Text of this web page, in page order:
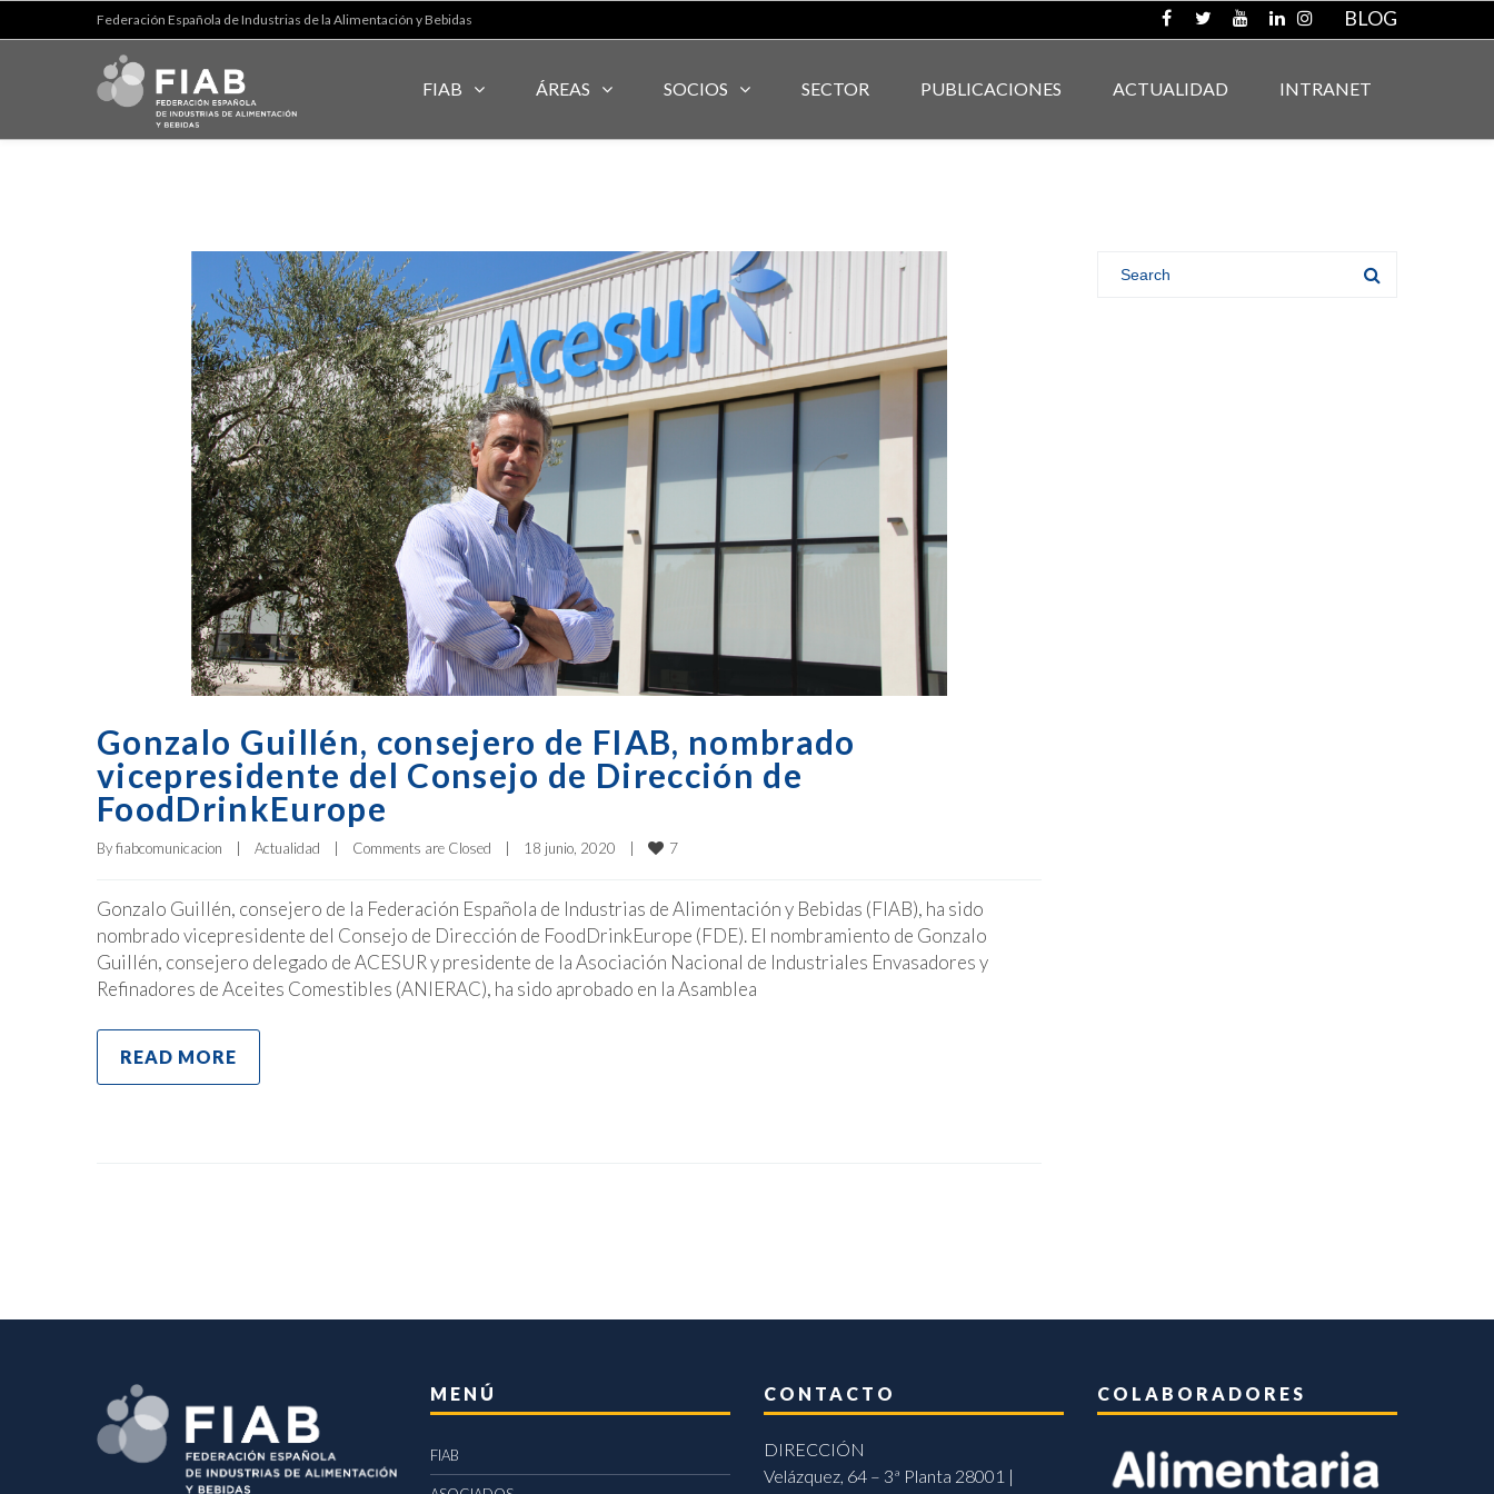
Federación Española de Industrias de la Alimentación y Bebidas BLOG
FIAB ÁREAS SOCIOS SECTOR PUBLICACIONES ACTUALIDAD INTRANET
Gonzalo Guillén, consejero de FIAB, nombrado
vicepresidente del Consejo de Dirección de
FoodDrinkEurope
By fiabcomunicacion Actualidad Comments are Closed 18 junio, 2020 7
Gonzalo Guillén, consejero de la Federación Española de Industrias de Alimentación y Bebidas (FIAB), ha sido
nombrado vicepresidente del Consejo de Dirección de FoodDrinkEurope (FDE). El nombramiento de Gonzalo
Guillén, consejero delegado de ACESUR y presidente de la Asociación Nacional de Industriales Envasadores y
Refinadores de Aceites Comestibles (ANIERAC), ha sido aprobado en la Asamblea
READ MORE
MENÚ
FIAB
CONTACTO
DIRECCIÓN
Velázquez, 64 – 3ª Planta 28001 |
COLABORADORES